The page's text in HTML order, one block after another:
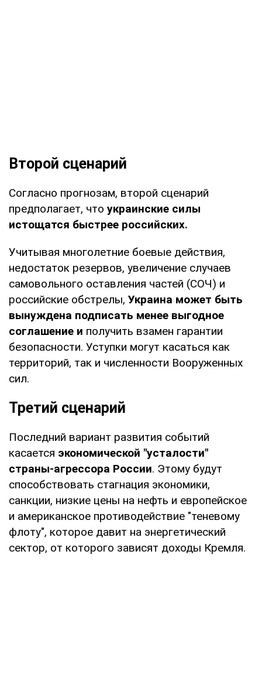
Второй сценарий
Согласно прогнозам, второй сценарий
предполагает, что украинские силы
истощатся быстрее российских.
Учитывая многолетние боевые действия,
недостаток резервов, увеличение случаев
самовольного оставления частей (СОЧ) и
российские обстрелы, Украина может быть
вынуждена подписать менее выгодное
соглашение и получить взамен гарантии
безопасности. Уступки могут касаться как
территорий, так и численности Вооруженных
сил.
Третий сценарий
Последний вариант развития событий
касается экономической "усталости"
страны-агрессора России. Этому будут
способствовать стагнация экономики,
санкции, низкие цены на нефть и европейское
и американское противодействие "теневому
флоту", которое давит на энергетический
сектор, от которого зависят доходы Кремля.